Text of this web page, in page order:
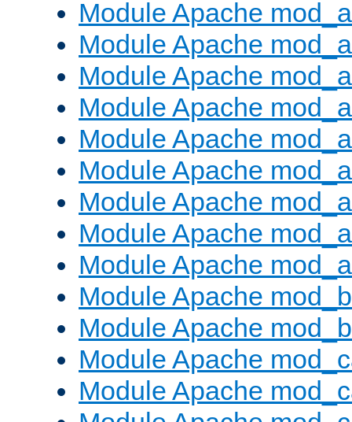
Module Apache
Module Apache
Module Apache
Module Apache
Module Apache
Module Apache
Module Apache
Module Apache
Module Apache
Module Apache
Module Apache
Module Apache
Module Apache